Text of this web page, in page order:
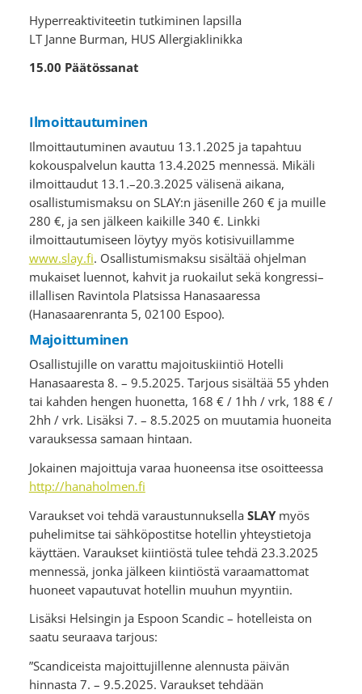
Hyperreaktiviteetin tutkiminen lapsilla
LT Janne Burman, HUS Allergiaklinikka
15.00 Päätössanat
Ilmoittautuminen
Ilmoittautuminen avautuu 13.1.2025 ja tapahtuu
kokouspalvelun kautta 13.4.2025 mennessä. Mikäli
ilmoittaudut 13.1.–20.3.2025 välisenä aikana,
osallistumismaksu on SLAY:n jäsenille 260 € ja muille
280 €, ja sen jälkeen kaikille 340 €. Linkki
ilmoittautumiseen löytyy myös kotisivuillamme
www.slay.fi. Osallistumismaksu sisältää ohjelman
mukaiset luennot, kahvit ja ruokailut sekä kongressi–
illallisen Ravintola Platsissa Hanasaaressa
(Hanasaarenranta 5, 02100 Espoo).
Majoittuminen
Osallistujille on varattu majoituskiintiö Hotelli
Hanasaaresta 8. – 9.5.2025. Tarjous sisältää 55 yhden
tai kahden hengen huonetta, 168 € / 1hh / vrk, 188 € /
2hh / vrk. Lisäksi 7. – 8.5.2025 on muutamia huoneita
varauksessa samaan hintaan.
Jokainen majoittuja varaa huoneensa itse osoitteessa
http://hanaholmen.fi
Varaukset voi tehdä varaustunnuksella SLAYmyös
puhelimitse tai sähköpostitse hotellin yhteystietoja
käyttäen. Varaukset kiintiöstä tulee tehdä 23.3.2025
mennessä, jonka jälkeen kiintiöstä varaamattomat
huoneet vapautuvat hotellin muuhun myyntiin.
Lisäksi Helsingin ja Espoon Scandic – hotelleista on
saatu seuraava tarjous:
”Scandiceista majoittujillenne alennusta päivän
hinnasta 7. – 9.5.2025. Varaukset tehdään